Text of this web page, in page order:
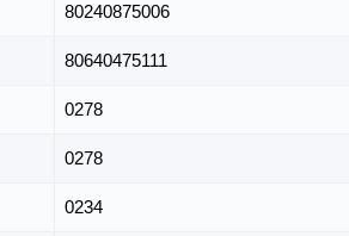
80240875006
80640475111
0278
0278
0234